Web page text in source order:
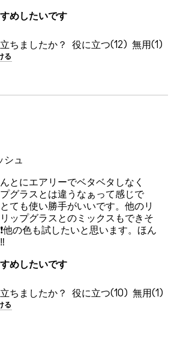
めしたいです
ちましたか？ 12 1
る
シュ
とにエアリーでベタベタしなく
グラスとは違うなぁって感じで
ても使い勝手がいいです。他のリ
ップグラスとのミックスもできそ
他の色も試したいと思います。ほん
めしたいです
ちましたか？ 10 1
る